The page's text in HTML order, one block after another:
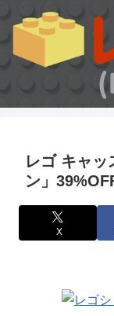
レゴ キャッ
ン」
X